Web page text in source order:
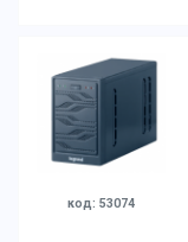
код: 53074